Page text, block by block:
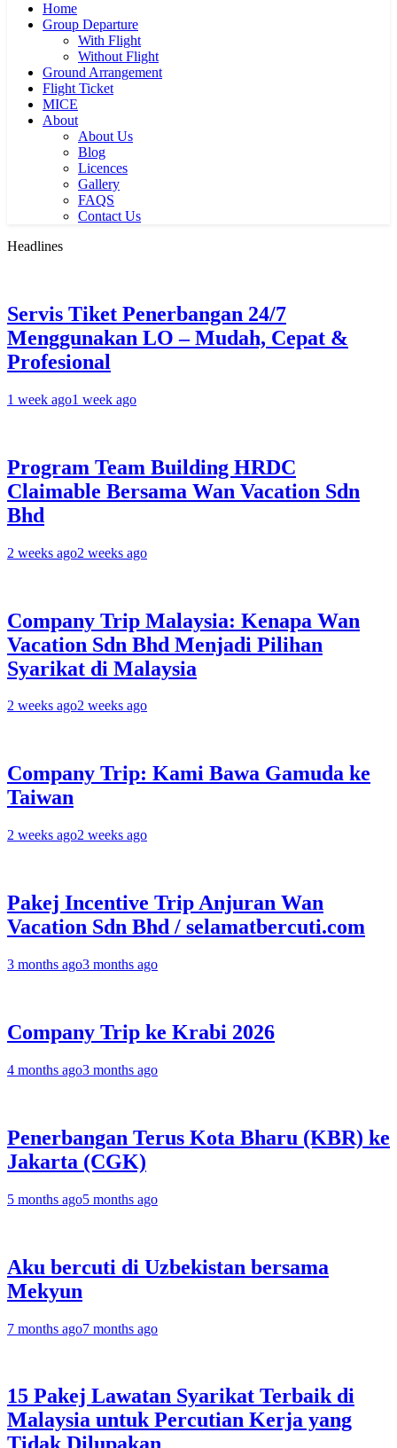
Home
Group Departure
With Flight
Without Flight
Ground Arrangement
Flight Ticket
MICE
About
About Us
Blog
Licences
Gallery
FAQS
Contact Us
Headlines
Servis Tiket Penerbangan 24/7
Menggunakan LO – Mudah, Cepat &
Profesional
1 week ago1 week ago
Program Team Building HRDC
Claimable Bersama Wan Vacation Sdn
Bhd
2 weeks ago2 weeks ago
Company Trip Malaysia: Kenapa Wan
Vacation Sdn Bhd Menjadi Pilihan
Syarikat di Malaysia
2 weeks ago2 weeks ago
Company Trip: Kami Bawa Gamuda ke
Taiwan
2 weeks ago2 weeks ago
Pakej Incentive Trip Anjuran Wan
Vacation Sdn Bhd / selamatbercuti.com
3 months ago3 months ago
Company Trip ke Krabi 2026
4 months ago3 months ago
Penerbangan Terus Kota Bharu (KBR) ke
Jakarta (CGK)
5 months ago5 months ago
Aku bercuti di Uzbekistan bersama
Mekyun
7 months ago7 months ago
15 Pakej Lawatan Syarikat Terbaik di
Malaysia untuk Percutian Kerja yang